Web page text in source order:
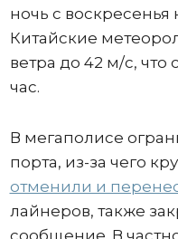
ночь с
Китайские
ветра до 42 м/с, что
час.
В мегаполисе
порта, из-за чего
отменили и
лайнеров, также